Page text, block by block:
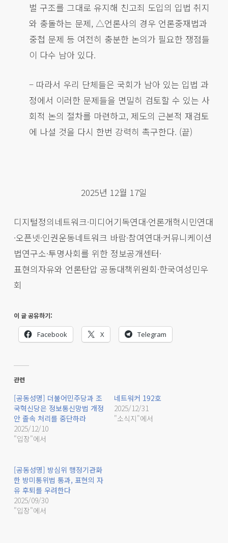
벌 구조를 그대로 유지해 친고죄 도입의 입법 취지
와 충돌하는 문제, △언론사의 경우 언론중재법과
중첩 문제 등 여전히 충분한 논의가 필요한 쟁점들
이 다수 남아 있다.
– 따라서 우리 단체들은 국회가 남아 있는 입법 과
정에서 이러한 문제들을 면밀히 검토할 수 있는 사
회적 논의 절차를 마련하고, 제도의 근본적 재검토
에 나설 것을 다시 한번 강력히 촉구한다. (끝)
2025년 12월 17일
디지털정의네트워크·미디어기독연대·언론개혁시민연대
·오픈넷·인권운동네트워크 바람·참여연대·커뮤니케이션
법연구소·투명사회를 위한 정보공개센터·
표현의자유와 언론탄압 공동대책위원회·한국여성민우
회
이 글 공유하기:
Facebook X Telegram
관련
[공동성명] 더불어민주당과 조
국혁신당은 정보통신망법 개정
안 졸속 처리를 중단하라
2025/12/10
"입장"에서
네트워커 192호
2025/12/31
"소식지"에서
[공동성명] 방심위 행정기관화
한 방미통위법 통과, 표현의 자
유 후퇴를 우려한다
2025/09/30
"입장"에서